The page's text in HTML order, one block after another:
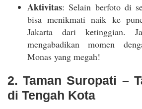
Aktivitas: Selain berfoto di
bisa menikmati naik ke
Jakarta dari ketinggian.
mengabadikan momen
Monas yang megah!
2. Taman Suropati –
di Tengah Kota